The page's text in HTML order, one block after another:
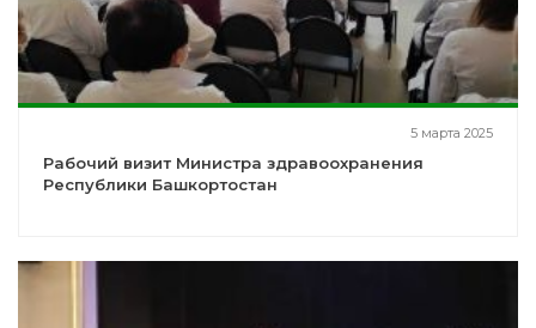
5 марта 2025
Рабочий визит Министра здравоохранения
Республики Башкортостан